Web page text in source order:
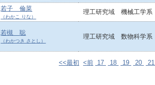
若子 倫菜
（わかこ りな）
理工研究域 機械工学系
若槻 聡
（わかつき さとし）
理工研究域 数物科学系
<<最初 <前 17 18 19 20 21